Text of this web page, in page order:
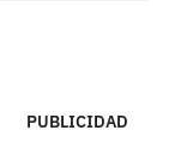
PUBLICIDAD